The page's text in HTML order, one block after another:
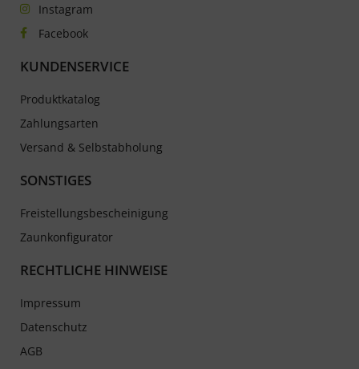
Instagram
Facebook
KUNDENSERVICE
Produktkatalog
Zahlungsarten
Versand & Selbstabholung
SONSTIGES
Freistellungsbescheinigung
Zaunkonfigurator
RECHTLICHE HINWEISE
Impressum
Datenschutz
AGB